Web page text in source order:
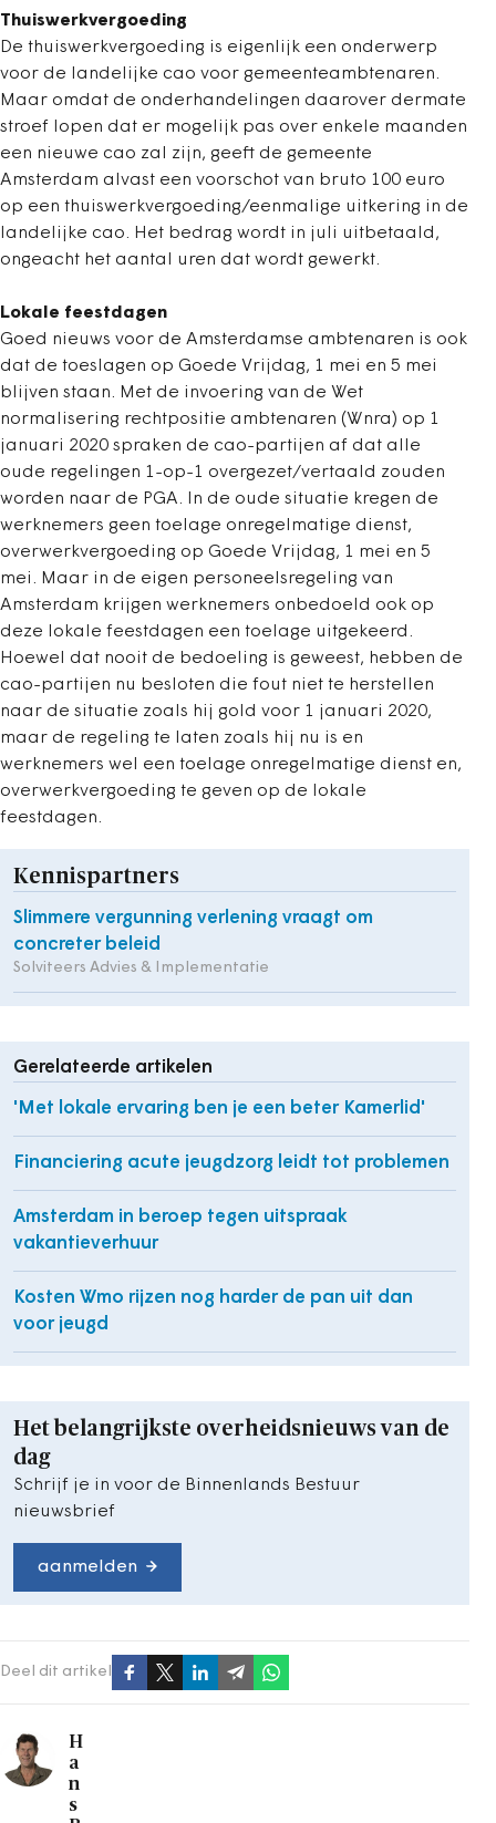
Thuiswerkvergoeding
De thuiswerkvergoeding is eigenlijk een onderwerp
voor de landelijke cao voor gemeenteambtenaren.
Maar omdat de onderhandelingen daarover dermate
stroef lopen dat er mogelijk pas over enkele maanden
een nieuwe cao zal zijn, geeft de gemeente
Amsterdam alvast een voorschot van bruto 100 euro
op een thuiswerkvergoeding/eenmalige uitkering in de
landelijke cao. Het bedrag wordt in juli uitbetaald,
ongeacht het aantal uren dat wordt gewerkt.
Lokale feestdagen
Goed nieuws voor de Amsterdamse ambtenaren is ook
dat de toeslagen op Goede Vrijdag, 1 mei en 5 mei
blijven staan. Met de invoering van de Wet
normalisering rechtpositie ambtenaren (Wnra) op 1
januari 2020 spraken de cao-partijen af dat alle
oude regelingen 1-op-1 overgezet/vertaald zouden
worden naar de PGA. In de oude situatie kregen de
werknemers geen toelage onregelmatige dienst,
overwerkvergoeding op Goede Vrijdag, 1 mei en 5
mei. Maar in de eigen personeelsregeling van
Amsterdam krijgen werknemers onbedoeld ook op
deze lokale feestdagen een toelage uitgekeerd.
Hoewel dat nooit de bedoeling is geweest, hebben de
cao-partijen nu besloten die fout niet te herstellen
naar de situatie zoals hij gold voor 1 januari 2020,
maar de regeling te laten zoals hij nu is en
werknemers wel een toelage onregelmatige dienst en,
overwerkvergoeding te geven op de lokale
feestdagen.
Kennispartners
Slimmere vergunning verlening vraagt om
concreter beleid
Solviteers Advies & Implementatie
Gerelateerde artikelen
'Met lokale ervaring ben je een beter Kamerlid'
Financiering acute jeugdzorg leidt tot problemen
Amsterdam in beroep tegen uitspraak
vakantieverhuur
Kosten Wmo rijzen nog harder de pan uit dan
voor jeugd
Het belangrijkste overheidsnieuws van de
dag
Schrijf je in voor de Binnenlands Bestuur
nieuwsbrief
aanmelden
Deel dit artikel
H
a
n
s